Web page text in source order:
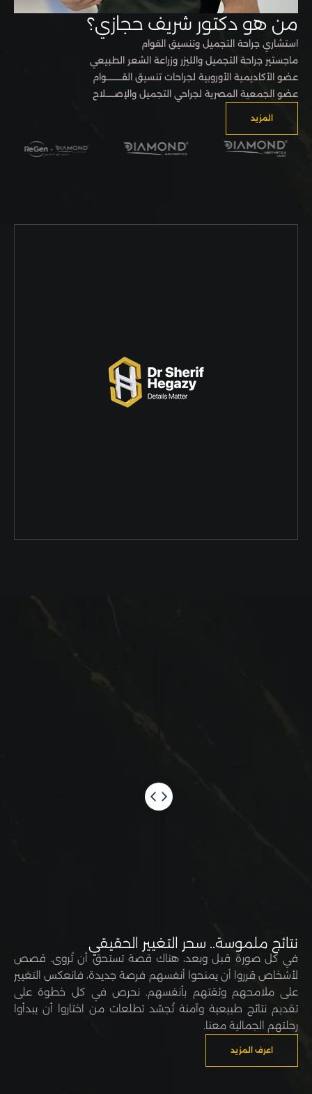
من هو دكتور شريف حجازي؟
استشاري جراحة التجميل وتنسيق القوام
ماجستير جراحة التجميل والليزر وزراعة الشعر الطبيعي
عضو الأكاديمية الأوروبية لجراحات تنسيق القـــــــــــوام
عضو الجمعية المصرية لجراحي التجميل والإصــــــلاح
المزيد
نتائج ملموسة.. سحر التغيير الحقيقي
في كل صورة قبل وبعد، هناك قصة تستحق أن تُروى. قصص
لأشخاص قرروا أن يمنحوا أنفسهم فرصة جديدة، فانعكس التغيير
على ملامحهم وثقتهم بأنفسهم. نحرص في كل خطوة على
تقديم نتائج طبيعية وآمنة تُجسّد تطلعات من اختاروا أن يبدأوا
رحلتهم الجمالية معنا.
اعرف المزيد